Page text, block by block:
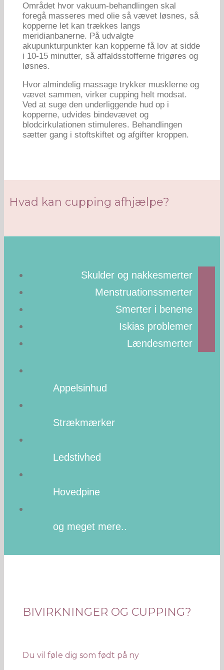
Området hvor vakuum-behandlingen skal
foregå masseres med olie så vævet løsnes, så
kopperne let kan trækkes langs
meridianbanerne. På udvalgte
akupunkturpunkter kan kopperne få lov at sidde
i 10-15 minutter, så affaldsstofferne frigøres og
løsnes.
Hvor almindelig massage trykker musklerne og
vævet sammen, virker cupping helt modsat.
Ved at suge den underliggende hud op i
kopperne, udvides bindevævet og
blodcirkulationen stimuleres. Behandlingen
sætter gang i stoftskiftet og afgifter kroppen.
Hvad kan cupping afhjælpe?
Skulder og nakkesmerter
Menstruationssmerter
Smerter i benene
Iskias problemer
Lændesmerter
Appelsinhud
Strækmærker
Ledstivhed
Hovedpine
og meget mere..
BIVIRKNINGER OG CUPPING?
Du vil føle dig som født på ny